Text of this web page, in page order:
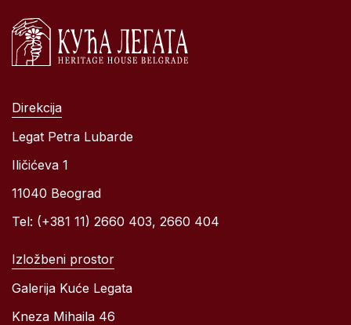
Direkcija
Legat Petra Lubarde
Iličićeva 1
11040 Beograd
Tel: (+381 11) 2660 403, 2660 404
Izložbeni prostor
Galerija Kuće Legata
Kneza Mihaila 46